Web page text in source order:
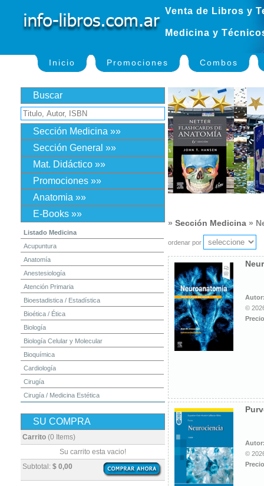
Venta de Libros y
Medicina y
Inicio Promociones Combos
Buscar
Sección Medicina »»
Sección General »»
Mat. Didáctico »»
Promociones »»
Anatomia »»
E-Books »»
Listado Medicina
Acupuntura
Anatomía
Anestesiología
Atención Primaria
Bioestadistica / Estadística
Bioética / Ética
Biología
Biología Celular y Molecular
Bioquímica
Cardiología
Cirugía
Cirugía / Medicina Estética
Dermatología
Diagnóstico por Imagen / Radiología
Embriología
SU COMPRA
Carrito (0 Items)
Subtotal: $ 0,00
Su carrito esta vacio!
» Sección Medicina »
ordenar por
©
©